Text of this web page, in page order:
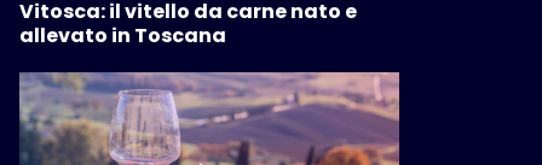
Vitosca: il vitello da carne nato e
allevato in Toscana